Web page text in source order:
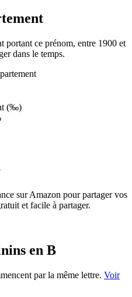
portant ce prénom, entre 1900 et
dans le temps.
(‰)
sur Amazon pour partager vos
et facile à partager.
en B
par la même lettre. Voir